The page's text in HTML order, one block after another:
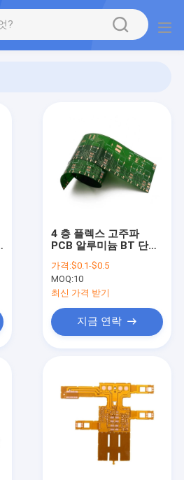
4 층 플렉스 고주파
PCB 알루미늄 BT 단단
가격:$0.1-$0.5
MOQ:10
최신 가격 받기
지금 연락